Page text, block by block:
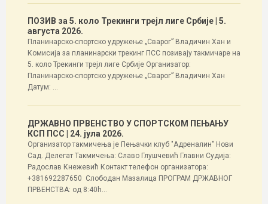
ПОЗИВ за 5. коло Трекинги трејл лиге Србије | 5.
августа 2026.
Планинарско-спортско удружење „Сварог” Владичин Хан и
Комисија за планинарски трекинг ПСС позивају такмичаре на
5. коло Трекинги трејл лиге Србије Организатор:
Планинарско-спортско удружење „Сварог” Владичин Хан
Датум: ...
ДРЖАВНО ПРВЕНСТВО У СПОРТСКОМ ПЕЊАЊУ
КСП ПСС
| 24. јула 2026.
Организатор такмичења је Пењачки клуб "Адреналин" Нови
Сад. Делегат Такмичења: Славо Глушчевић Главни Судија:
Радослав Кнежевић Контакт телефон организатора:
+381692287650 Слободан Мазалица ПРОГРАМ ДРЖАВНОГ
ПРВЕНСТВА: од 8:40h...